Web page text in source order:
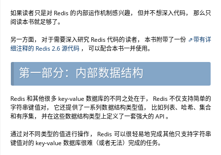
如果读者只是对 Redis 的内部运作机制感兴趣， 但并不想深入代码， 那么只
阅读本书就足够了。
另一方面， 对于需要深入研究 Redis 代码的读者， 本书附带了一份
带有详
细注释的 Redis 2.6 源代码 ， 可以配合本书一并使用。
第一部分：内部数据结构
Redis 和其他很多 key-value 数据库的不同之处在于， Redis 不仅支持简单的
字符串键值对， 它还提供了一系列数据结构类型值， 比如列表、哈希、集合
和有序集， 并在这些数据结构类型上定义了一套强大的 API 。
通过对不同类型的值进行操作， Redis 可以很轻易地完成其他只支持字符串
键值对的 key-value 数据库很难（或者无法）完成的任务。